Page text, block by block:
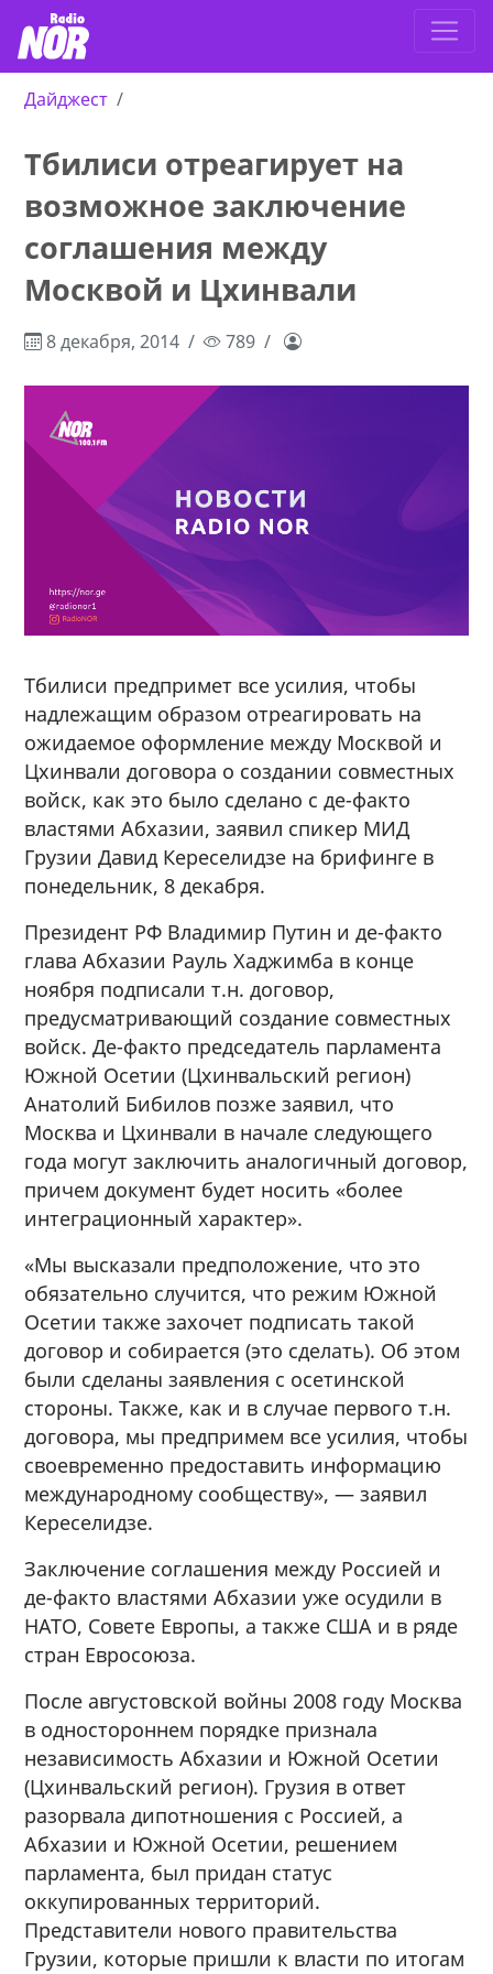
Дайджест
Тбилиси отреагирует на
возможное заключение
соглашения между
Москвой и Цхинвали
8 декабря, 2014 789
Тбилиси предпримет все усилия, чтобы
надлежащим образом отреагировать на
ожидаемое оформление между Москвой и
Цхинвали договора о создании совместных
войск, как это было сделано с де-факто
властями Абхазии, заявил спикер МИД
Грузии Давид Кереселидзе на брифинге в
понедельник, 8 декабря.
Президент РФ Владимир Путин и де-факто
глава Абхазии Рауль Хаджимба в конце
ноября подписали т.н. договор,
предусматривающий создание совместных
войск. Де-факто председатель парламента
Южной Осетии (Цхинвальский регион)
Анатолий Бибилов позже заявил, что
Москва и Цхинвали в начале следующего
года могут заключить аналогичный договор,
причем документ будет носить «более
интеграционный характер».
«Мы высказали предположение, что это
обязательно случится, что режим Южной
Осетии также захочет подписать такой
договор и собирается (это сделать). Об этом
были сделаны заявления с осетинской
стороны. Также, как и в случае первого т.н.
договора, мы предпримем все усилия, чтобы
своевременно предоставить информацию
международному сообществу», — заявил
Кереселидзе.
Заключение соглашения между Россией и
де-факто властями Абхазии уже осудили в
НАТО, Совете Европы, а также США и в ряде
стран Евросоюза.
После августовской войны 2008 году Москва
в одностороннем порядке признала
независимость Абхазии и Южной Осетии
(Цхинвальский регион). Грузия в ответ
разорвала дипотношения с Россией, а
Абхазии и Южной Осетии, решением
парламента, был придан статус
оккупированных территорий.
Представители нового правительства
Грузии, которые пришли к власти по итогам